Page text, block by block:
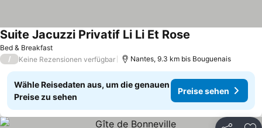
Bed & Breakfast
Suite Jacuzzi Privatif Li Li Et Rose
/ Keine Rezensionen verfügbar Nantes, 9.3 km bis Bouguenais
Wähle Reisedaten aus, um die genauen
Preise zu sehen
Preise sehen